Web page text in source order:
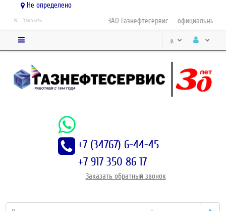
Не определено
ЗАО Газнефтесервис — официальный
× Закрыть
р.
+7 (34767) 6-44-45
+7 917 350 86 17
Заказать обратный звонок